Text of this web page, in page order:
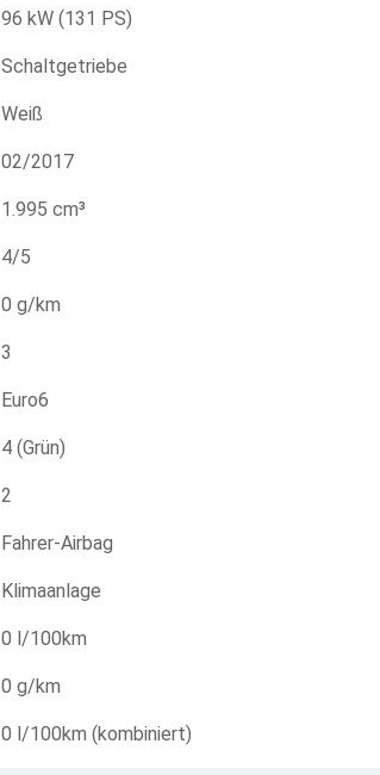
96 kW (131 PS)
Schaltgetriebe
Weiß
02/2017
1.995 cm³
4/5
0 g/km
3
Euro6
4 (Grün)
2
Fahrer-Airbag
Klimaanlage
0 l/100km
0 g/km
0 l/100km (kombiniert)